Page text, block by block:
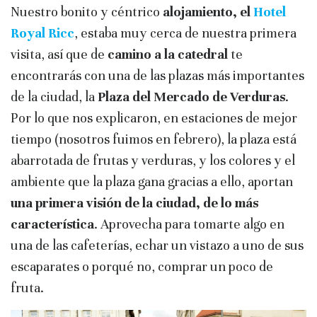
Nuestro bonito y céntrico alojamiento, el Hotel
Royal Ricc, estaba muy cerca de nuestra primera
visita, así que de camino a la catedral te
encontrarás con una de las plazas más importantes
de la ciudad, la Plaza del Mercado de Verduras.
Por lo que nos explicaron, en estaciones de mejor
tiempo (nosotros fuimos en febrero), la plaza está
abarrotada de frutas y verduras, y los colores y el
ambiente que la plaza gana gracias a ello, aportan
una primera visión de la ciudad, de lo más
característica. Aprovecha para tomarte algo en
una de las cafeterías, echar un vistazo a uno de sus
escaparates o porqué no, comprar un poco de
fruta.